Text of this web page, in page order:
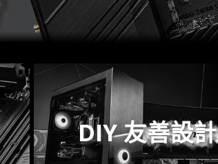
DIY 友善設計